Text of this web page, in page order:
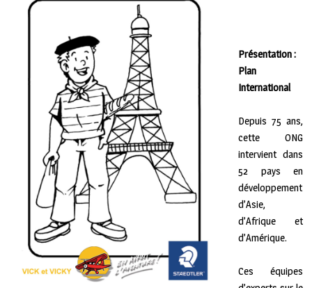
Présentation :
Plan
International
Depuis 75 ans,
cette ONG
intervient dans
52 pays en
développement
d’Asie,
d’Afrique et
d’Amérique.
Ces équipes